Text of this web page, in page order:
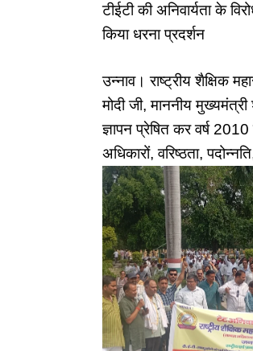
टीईटी की अनिवार्यता के
किया धरना प्रदर्शन
उन्नाव। राष्ट्रीय शैक्षिक
मोदी जी, माननीय मुख्यमंत्री
ज्ञापन प्रेषित कर वर्ष
अधिकारों, वरिष्ठता,